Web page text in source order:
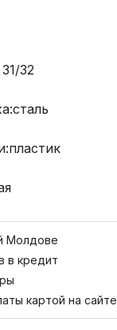
31/32
сталь
пластик
Молдове
в кредит
картой на сайте